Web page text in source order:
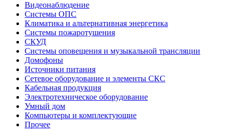
Видеонаблюдение
Системы ОПС
Климатика и альтернативная энергетика
Системы пожаротушения
СКУД
Системы оповещения и музыкальной трансляции
Домофоны
Источники питания
Сетевое оборудование и элементы СКС
Кабельная продукция
Электротехническое оборудование
Умный дом
Компьютеры и комплектующие
Прочее